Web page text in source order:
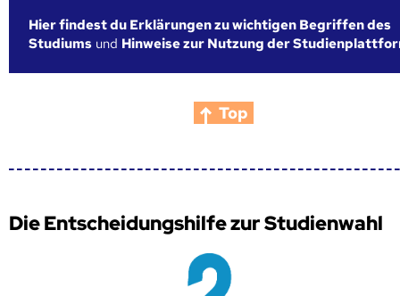
Hier findest du Erklärungen zu wichtigen Begriffen des
Studiums und Hinweise zur Nutzung der
Top
Die Entscheidungshilfe zur Studienwahl